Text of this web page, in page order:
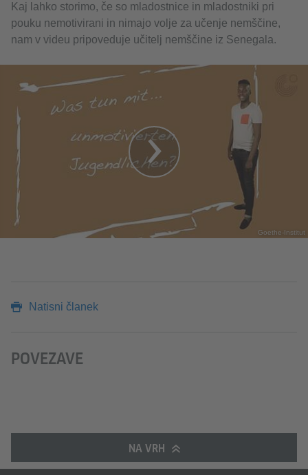
Kaj lahko storimo, če so mladostnice in mladostniki pri
pouku nemotivirani in nimajo volje za učenje nemščine,
nam v videu pripoveduje učitelj nemščine iz Senegala.
Goethe-Institut
Natisni članek
POVEZAVE
NA VRH